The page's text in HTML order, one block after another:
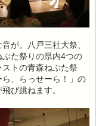
が。八戸三社大祭、
た祭りの県内4つの
トの青森ねぶた祭
、らっせーら！」の
び跳ねます。